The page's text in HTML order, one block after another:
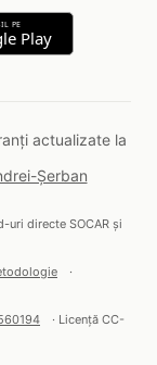
PE
Play
actualizate la
Șerban
uri directe SOCAR și
·
· Licență CC-